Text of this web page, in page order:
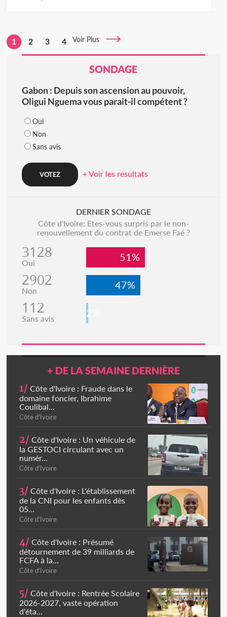
1 2 3 4 Voir Plus
SONDAGE
Gabon : Depuis son ascension au pouvoir,
Oligui Nguema vous parait-il compétent ?
Oui
Non
Sans avis
+ Voir les resultats
DERNIER SONDAGE
Côte d'Ivoire: Etes-vous surpris par le non-
renouvellement du contrat de Emerse Faé ?
3128
Oui 51%
2902
Non 47%
112
Sans avis 2%
+ DE LA SEMAINE DERNIÈRE
1/ Côte d'Ivoire : Fraude dans le
domaine foncier, Ibrahime
Coulibal...
Côte d'Ivoire
2/ Côte d'Ivoire : Un véhicule de
la GESTOCI circulant avec un
numér...
Côte d'Ivoire
3/ Côte d'Ivoire : L'établissement
de la CNI pour les enfants dès
05...
Côte d'Ivoire
4/ Côte d'Ivoire : Présumé
détournement de 39 milliards de
FCFA à la...
Côte d'Ivoire
5/ Côte d'Ivoire : Rentrée Scolaire
2026-2027, vaste opération
d'éta...